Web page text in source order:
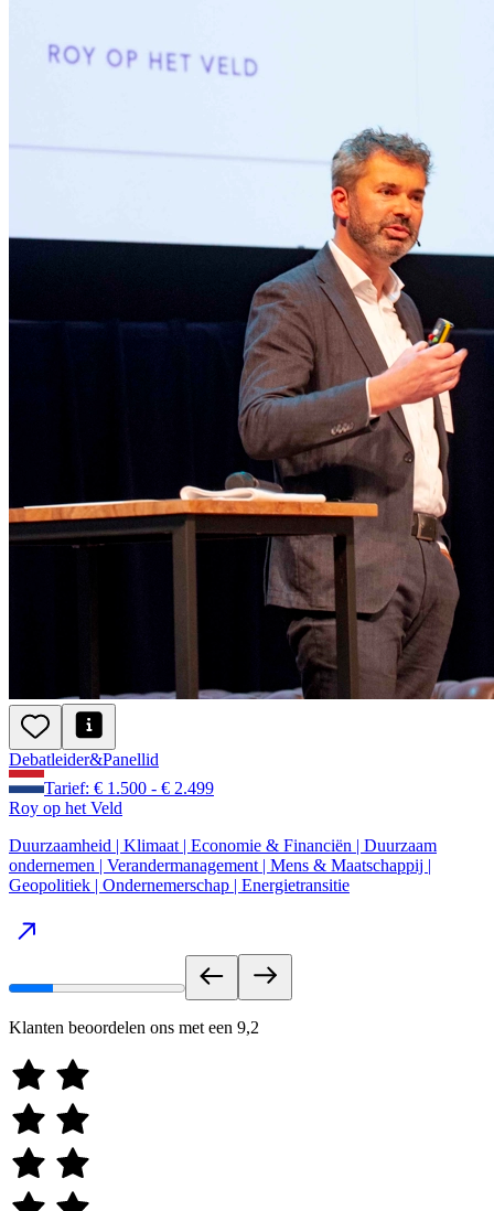
Debatleider&Panellid
Tarief: € 1.500 - € 2.499
Roy op het Veld
Duurzaamheid | Klimaat | Economie & Financiën | Duurzaam
ondernemen | Verandermanagement | Mens & Maatschappij |
Geopolitiek | Ondernemerschap | Energietransitie
Klanten beoordelen ons met een 9,2